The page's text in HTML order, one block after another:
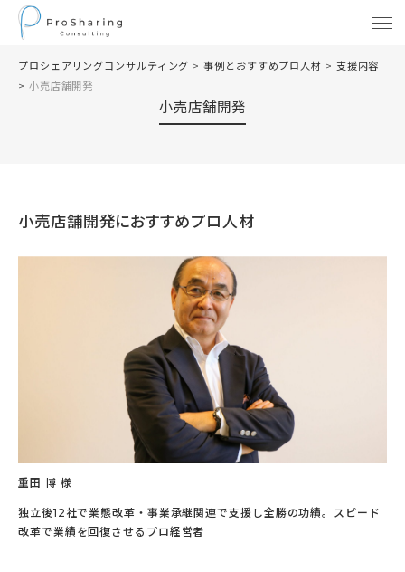
プロシェアリングコンサルティング >事例とおすすめプロ人材 > 支援内容
> 小売店舗開発
小売店舗開発
小売店舗開発におすすめプロ人材
重田 博 様
独立後12社で業態改革・事業承継関連で支援し全勝の功績。スピード
改革で業績を回復させるプロ経営者